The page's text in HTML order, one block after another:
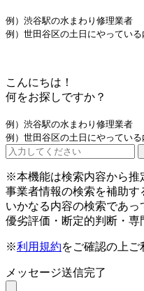
例）渋谷駅の水まわり修理業者
例）世田谷区の土日にやっている
こんにちは！
何をお探しですか？
例）渋谷駅の水まわり修理業者
例）世田谷区の土日にやっている
※本機能は検索内容から推
事業者情報の検索を補助す
いかなる内容の検索であっ
優劣評価・断定的判断・専
※利用規約をご確認の上ご
メッセージ送信完了